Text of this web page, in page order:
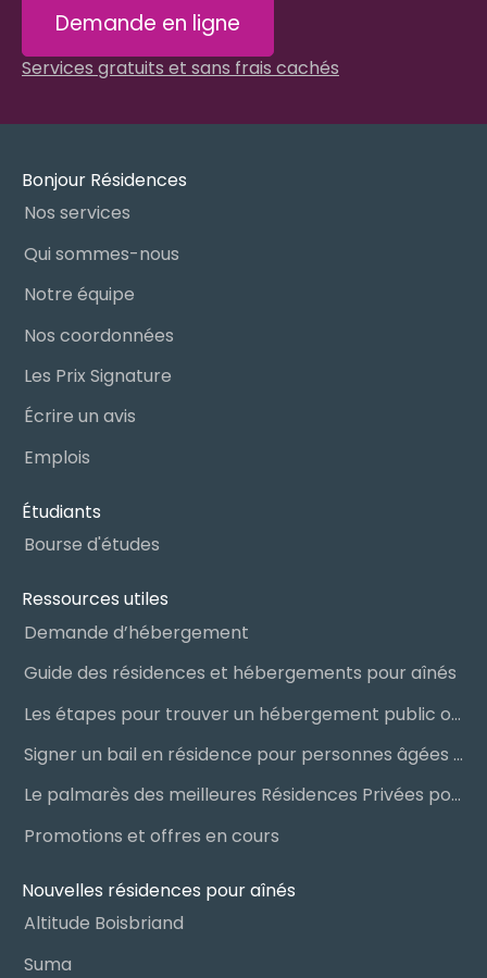
Demande en ligne
Services gratuits et sans frais cachés
Bonjour Résidences
Nos services
Qui sommes-nous
Notre équipe
Nos coordonnées
Les Prix Signature
Écrire un avis
Emplois
Étudiants
Bourse d'études
Ressources utiles
Demande d’hébergement
Guide des résidences et hébergements pour aînés
Les étapes pour trouver un hébergement public ou privé
Signer un bail en résidence pour personnes âgées (RPA) : ce qu’il faut savoir
Le palmarès des meilleures Résidences Privées pour Aînés (RPA)
Promotions et offres en cours
Nouvelles résidences pour aînés
Altitude Boisbriand
Suma